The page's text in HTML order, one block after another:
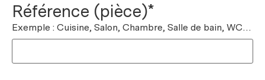
Référence (pièce)*
Exemple : Cuisine, Salon, Chambre, Salle de bain, WC…